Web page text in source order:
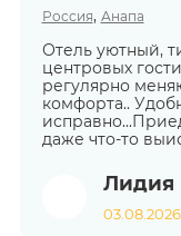
Россия, Анапа
Отель уютный,
центровых
регулярно
комфорта..
даже что-то
Лидия
03.08.2026